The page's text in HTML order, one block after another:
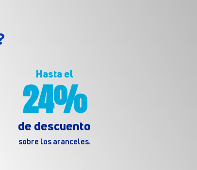
Hasta el
24%
de descuento
sobre los aranceles.